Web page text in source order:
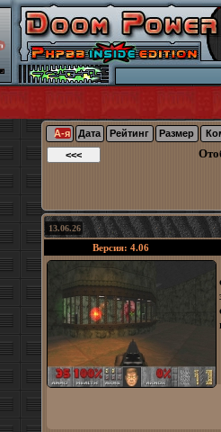
А-я Дата Рейтинг Размер
13.06.26
Версия: 4.06